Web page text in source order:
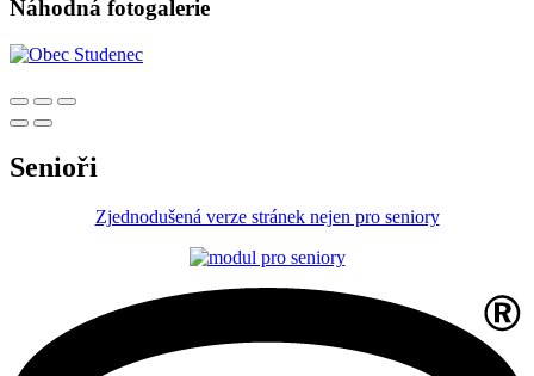
Náhodná fotogalerie
Senioři
Zjednodušená verze stránek nejen pro seniory